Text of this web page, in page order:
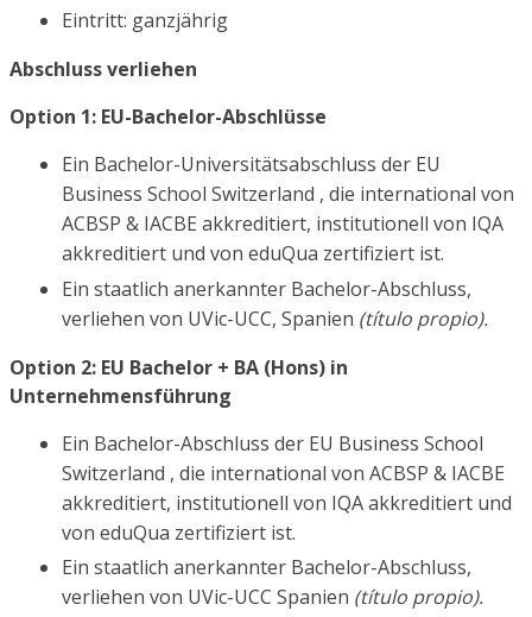
Eintritt: ganzjährig
Abschluss verliehen
Option 1: EU-Bachelor-Abschlüsse
Ein Bachelor-Universitätsabschluss der EU
Business School Switzerland , die international von
ACBSP & IACBE akkreditiert, institutionell von IQA
akkreditiert und von eduQua zertifiziert ist.
Ein staatlich anerkannter Bachelor-Abschluss,
verliehen von UVic-UCC, Spanien (título propio).
Option 2: EU Bachelor + BA (Hons) in
Unternehmensführung
Ein Bachelor-Abschluss der EU Business School
Switzerland , die international von ACBSP & IACBE
akkreditiert, institutionell von IQA akkreditiert und
von eduQua zertifiziert ist.
Ein staatlich anerkannter Bachelor-Abschluss,
verliehen von UVic-UCC Spanien (título propio).